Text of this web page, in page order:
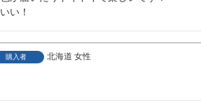
い！
購入者 北海道 女性